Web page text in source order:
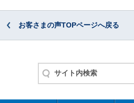
お客さまの声TOPページへ戻る